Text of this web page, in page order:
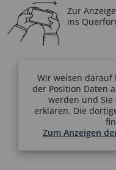
Wir weisen darauf
der Position Daten
werden und
erklären. Die
Zum Anzeigen